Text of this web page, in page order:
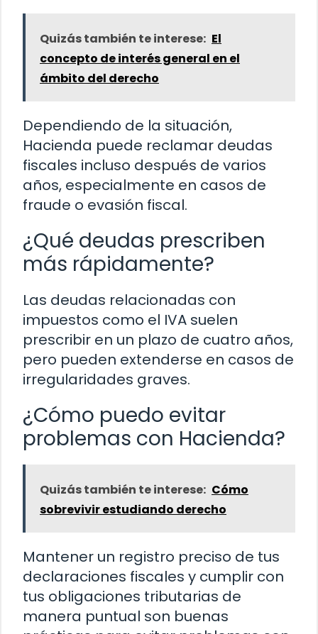
Quizás también te interese: El
concepto de interés general en el
ámbito del derecho
Dependiendo de la situación,
Hacienda puede reclamar deudas
fiscales incluso después de varios
años, especialmente en casos de
fraude o evasión fiscal.
¿Qué deudas prescriben
más rápidamente?
Las deudas relacionadas con
impuestos como el IVA suelen
prescribir en un plazo de cuatro años,
pero pueden extenderse en casos de
irregularidades graves.
¿Cómo puedo evitar
problemas con Hacienda?
Quizás también te interese: Cómo
sobrevivir estudiando derecho
Mantener un registro preciso de tus
declaraciones fiscales y cumplir con
tus obligaciones tributarias de
manera puntual son buenas